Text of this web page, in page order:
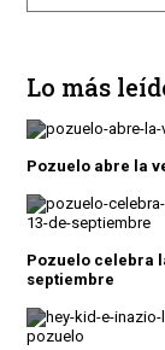
Lo más
Pozuelo abre la
Pozuelo celebra
septiembre